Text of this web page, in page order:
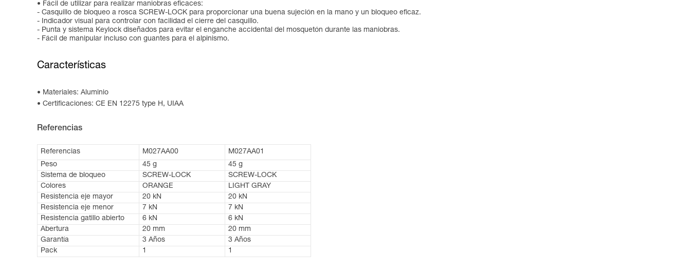
Fácil de utilizar para realizar maniobras eficaces:
- Casquillo de bloqueo a rosca SCREW-LOCK para proporcionar una buena sujeción en la mano y un bloqueo eficaz.
- Indicador visual para controlar con facilidad el cierre del casquillo.
- Punta y sistema Keylock diseñados para evitar el enganche accidental del mosquetón durante las maniobras.
- Fácil de manipular incluso con guantes para el alpinismo.
Características
Materiales: Aluminio
Certificaciones: CE EN 12275 type H, UIAA
Referencias
Referencias M027AA00
M027AA01
Peso
45 g
45 g
Sistema de bloqueo
SCREW-LOCK
SCREW-LOCK
Colores
ORANGE
LIGHT GRAY
Resistencia eje mayor
20 kN
20 kN
Resistencia eje menor
7 kN
7 kN
Resistencia gatillo abierto
6 kN
6 kN
Abertura
20 mm
20 mm
Garantía
3 Años
3 Años
Pack
1 1